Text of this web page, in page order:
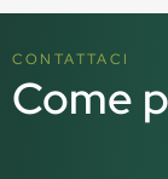
CONTATTACI
Come